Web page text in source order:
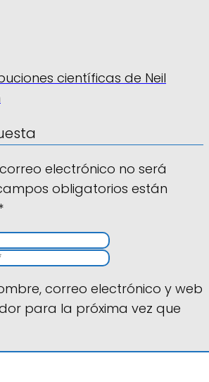
científicas de Neil
electrónico no será
obligatorios están
correo electrónico y web
para la próxima vez que